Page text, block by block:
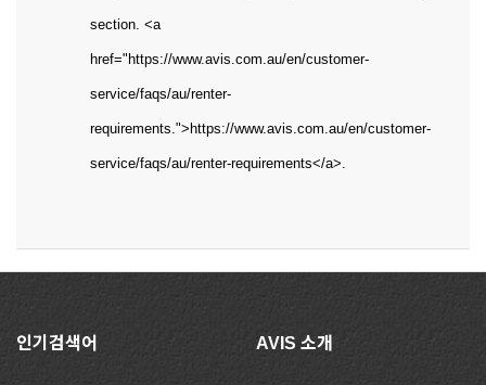
section. <a
href="https://www.avis.com.au/en/customer-
service/faqs/au/renter-
requirements.">https://www.avis.com.au/en/customer-
service/faqs/au/renter-requirements</a>.
인기검색어 AVIS 소개